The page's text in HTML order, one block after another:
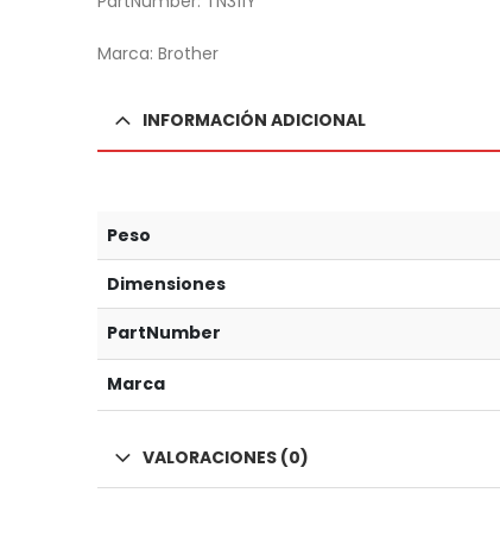
Marca: Brother
INFORMACIÓN ADICIONAL
Peso
Dimensiones
PartNumber
Marca
VALORACIONES (0)